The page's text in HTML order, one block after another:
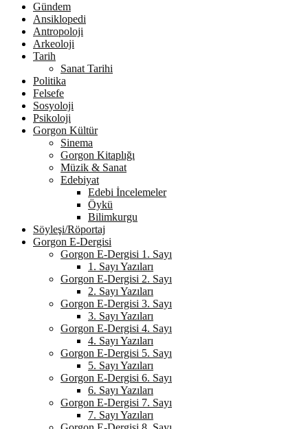
Gündem
Ansiklopedi
Antropoloji
Arkeoloji
Tarih
Sanat Tarihi
Politika
Felsefe
Sosyoloji
Psikoloji
Gorgon Kültür
Sinema
Gorgon Kitaplığı
Müzik & Sanat
Edebiyat
Edebi İncelemeler
Öykü
Bilimkurgu
Söyleşi/Röportaj
Gorgon E-Dergisi
Gorgon E-Dergisi 1. Sayı
1. Sayı Yazıları
Gorgon E-Dergisi 2. Sayı
2. Sayı Yazıları
Gorgon E-Dergisi 3. Sayı
3. Sayı Yazıları
Gorgon E-Dergisi 4. Sayı
4. Sayı Yazıları
Gorgon E-Dergisi 5. Sayı
5. Sayı Yazıları
Gorgon E-Dergisi 6. Sayı
6. Sayı Yazıları
Gorgon E-Dergisi 7. Sayı
7. Sayı Yazıları